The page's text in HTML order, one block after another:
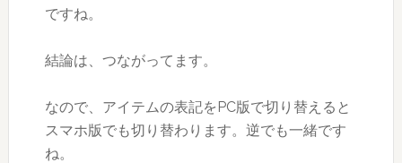
ですね。
結論は、つながってます。
なので、アイテムの表記をPC版で切り替えると
スマホ版でも切り替わります。逆でも一緒です
ね。